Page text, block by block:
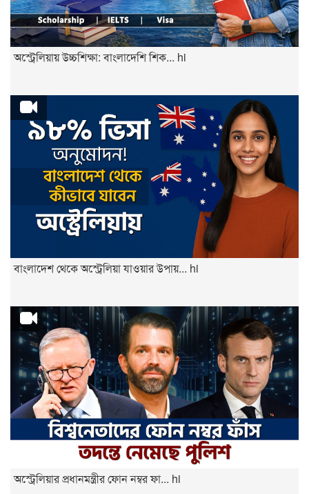
অস্ট্রেলিয়ায় উচ্চশিক্ষা: বাংলাদেশি শিক... hi
বাংলাদেশ থেকে অস্ট্রেলিয়া যাওয়ার উপায়... hi
অস্ট্রেলিয়ার প্রধানমন্ত্রীর ফোন নম্বর ফা... hi